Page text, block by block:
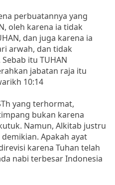
perbuatannya yang
oleh karena ia tidak
dan juga karena ia
arwah, dan tidak
itu TUHAN
jabatan raja itu
10:14
yang terhormat,
bukan karena
Namun, Alkitab justru
Apakah ayat
karena Tuhan telah
nabi terbesar Indonesia